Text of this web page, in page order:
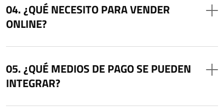
¿QUÉ NECESITO PARA VENDER
ONLINE?
¿QUÉ MEDIOS DE PAGO SE PUEDEN
INTEGRAR?